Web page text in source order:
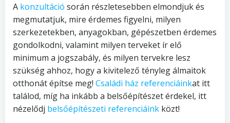
A konzultáció során részletesebben elmondjuk és
megmutatjuk, mire érdemes figyelni, milyen
szerkezetekben, anyagokban, gépészetben érdemes
gondolkodni, valamint milyen terveket ír elő
minimum a jogszabály, és milyen tervekre lesz
szükség ahhoz, hogy a kivitelező tényleg álmaitok
otthonát építse meg! Családi ház referenciáinkat itt
találod, míg ha inkább a belsőépítészet érdekel, itt
nézelődj belsőépítészeti referenciáink közt!